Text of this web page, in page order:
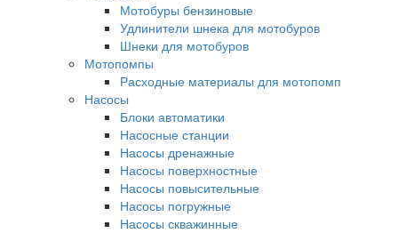
Мотобуры бензиновые
Удлинители шнека для мотобуров
Шнеки для мотобуров
Мотопомпы
Расходные материалы для мотопомп
Насосы
Блоки автоматики
Насосные станции
Насосы дренажные
Насосы поверхностные
Насосы повысительные
Насосы погружные
Насосы скважинные